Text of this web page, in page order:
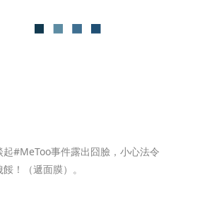
起#MeToo事件露出囧臉，小心法令
！（遞面膜）。